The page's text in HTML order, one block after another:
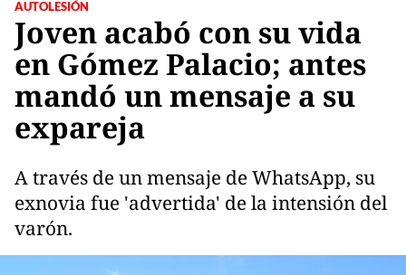
AUTOLESIÓN
Joven acabó con su vida
en Gómez Palacio; antes
mandó un mensaje a su
expareja
A través de un mensaje de WhatsApp, su
exnovia fue 'advertida' de la intensión del
varón.